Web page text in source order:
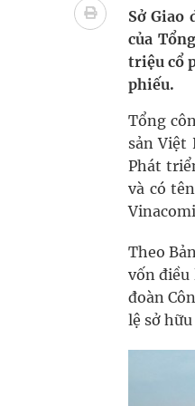
Pháp luật –
Ngày hoạt
Dự báo thời
Quảng Trị:
bảo vệ sức
Không chỉ
Sở Giao
của
triệu cổ
phiếu.
Tổng
sản Việt
Phát
và có
Theo
vốn điều
đoàn
lệ sở